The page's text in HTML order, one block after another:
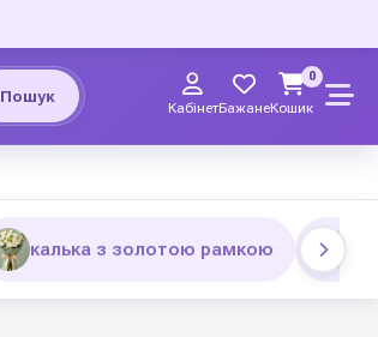
Пошук
КабінетБажанеКошик
0
калька з золотою рамкою